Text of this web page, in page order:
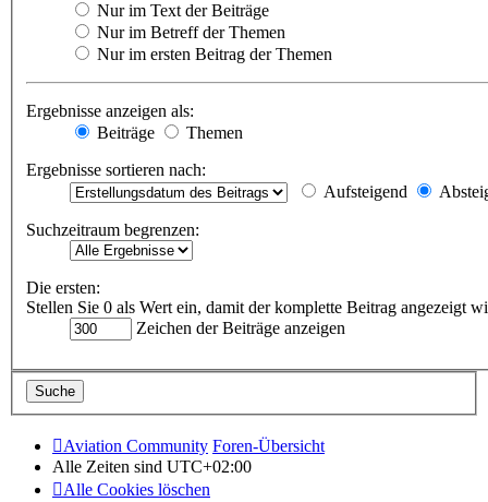
Nur im Text der Beiträge
Nur im Betreff der Themen
Nur im ersten Beitrag der Themen
Ergebnisse anzeigen als:
Beiträge
Themen
Ergebnisse sortieren nach:
Aufsteigend
Suchzeitraum begrenzen:
Die ersten:
Stellen Sie 0 als Wert ein, damit der komplette Beitrag angezeigt
Zeichen der Beiträge anzeigen
Aviation Community Foren-Übersicht
Alle Zeiten sind UTC+02:00
Alle Cookies löschen